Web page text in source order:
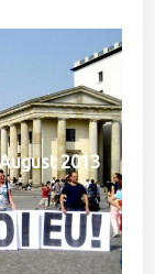
2013